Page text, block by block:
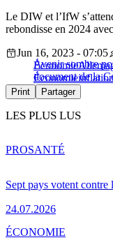
Le DIW et l’IfW
rebondisse en 2024
Avenir sombre
document de la
Jun 16, 2023 - 07:05
Économie
Économie
Print Partager
LES PLUS LUS
Sept pays votent contre
24.07.2026
PROSANTÉ
ÉCONOMIE